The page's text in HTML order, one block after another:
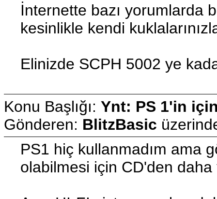
İnternette bazı yorumlarda
kesinlikle kendi
Elinizde SCPH 5002 ye
Konu Başlığı: Ynt: PS 1'in
Gönderen: BlitzBasic
PS1 hiç kullanmadım ama
olabilmesi için CD'den